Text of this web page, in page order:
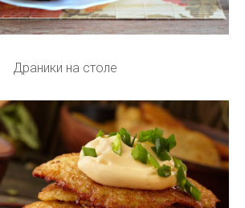
Драники на столе